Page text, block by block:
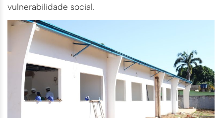
vulnerabilidade social.